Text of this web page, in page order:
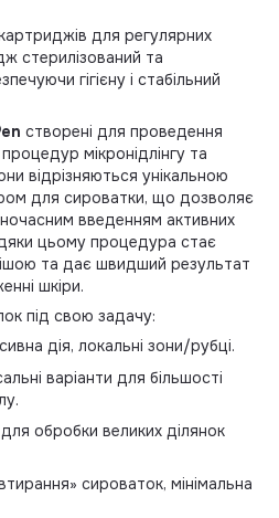
для регулярних
стерилізований та
гігієну і стабільний
створені для проведення
мікронідлінгу та
відрізняються унікальною
для сироватки, що дозволяє
введенням активних
цьому процедура стає
та дає швидший результат
шкіри.
під свою задачу:
дія, локальні зони/рубці.
варіанти для більшості
обробки великих ділянок
сироваток, мінімальна